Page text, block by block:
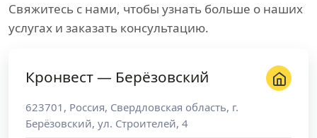
Свяжитесь с нами, чтобы узнать больше о наших
услугах и заказать консультацию.
Кронвест — Берёзовский
623701 , Россия, Свердловская область, г.
Берёзовский, ул. Строителей, 4